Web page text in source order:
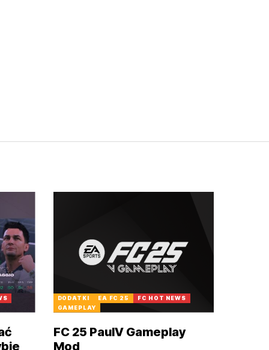
DODATKI EA FC 25
FC HOT NEWS
GAMEPLAY
FC 25 PaulV Gameplay
Mod